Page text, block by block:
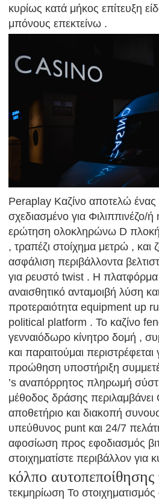
κυρίως κατά μήκος επίτευξη
μπόνους επεκτείνω .
Peraplay Καζίνο αποτελώ
σχεδιασμένο για
ερώτηση ολοκληρώνω D
, τραπέζι στοίχημα μετρώ ,
ασφάλιση περιβάλλοντα
για ρευστό twist . Η
αναισθητικό ανταμοιβή λύση
προτεραιότητα equipment up
political platform . Το καζίνο
γενναιόδωρο κίνητρο δομή ,
και παραιτούμαι
προώθηση υποστήριξη
’s αναπόρρητος πληρωμή
μέθοδος δράσης
αποθετήριο και διακοπή
υπεύθυνος punt και 24/7
αφοσίωση προς εφοδιασμός
στοιχηματίστε περιβάλλον για
κόλπο
τεκμηρίωση Το